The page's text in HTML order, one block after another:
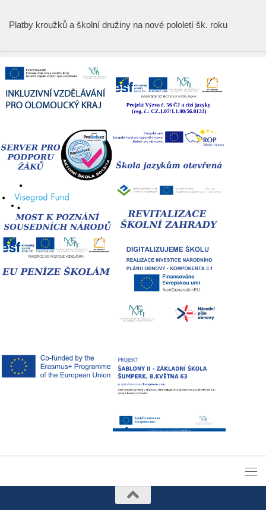
Platby kroužků a školní družiny na nové pololetí šk. roku